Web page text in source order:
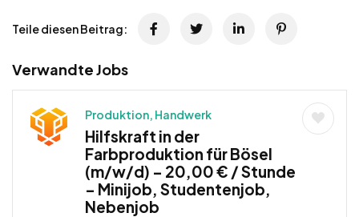
Teile diesen Beitrag:
Verwandte Jobs
Produktion, Handwerk
Hilfskraft in der
Farbproduktion für Bösel
(m/w/d) – 20,00 € / Stunde
– Minijob, Studentenjob,
Nebenjob